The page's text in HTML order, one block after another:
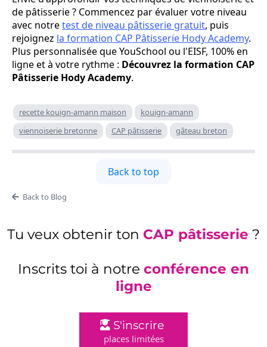
de pâtisserie ? Commencez par évaluer votre niveau
avec notretest de niveau pâtisserie gratuit, puis
rejoignez la formation CAP Pâtisserie Hody Academy.
Plus personnalisée que YouSchool ou l'EISF, 100% en
ligne et à votre rythme : Découvrez la formation CAP
Pâtisserie Hody Academy.
recette kouign-amann maison
kouign-amann
viennoiserie bretonne
CAP pâtisserie gâteau breton
Back to top
Back to Blog
Tu veux obtenir ton CAP pâtisserie ?
Inscrits toi à notre conférence en
ligne
S'inscrire
places limitées